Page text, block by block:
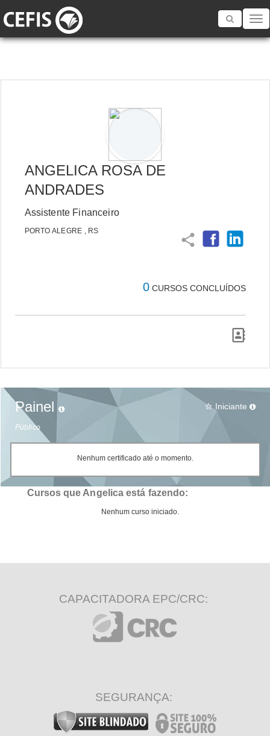
Toggle
ANGELICA ROSA DE
ANDRADES
Assistente Financeiro
PORTO ALEGRE , RS
share
0 CURSOS CONCLUÍDOS
Painel
Público
star_border Iniciante
Nenhum certificado até o momento.
Cursos que Angelica está fazendo:
Nenhum curso iniciado.
CAPACITADORA EPC/CRC:
SEGURANÇA: